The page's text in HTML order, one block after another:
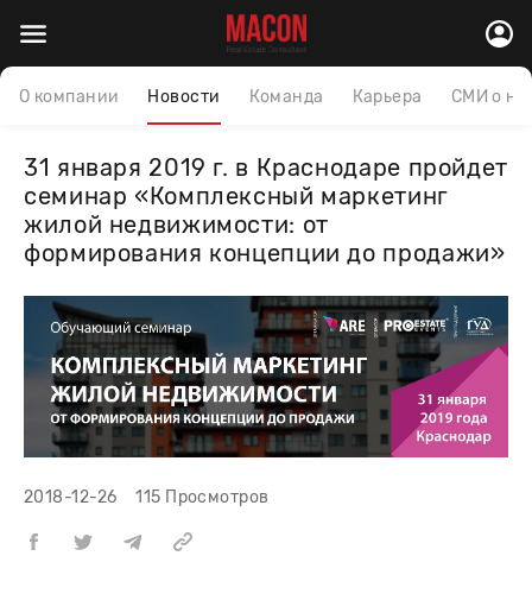
О компании Новости Команда Карьера СМИ о
31 января 2019 г. в Краснодаре пройдет
семинар «Комплексный маркетинг
жилой недвижимости: от
формирования концепции до продажи»
2018-12-26 115 Просмотров